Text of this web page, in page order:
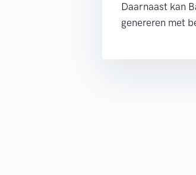
Daarnaast kan
genereren met